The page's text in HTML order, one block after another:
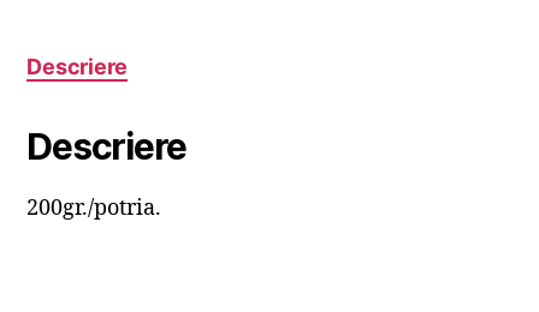
Descriere
Descriere
200gr./potria.